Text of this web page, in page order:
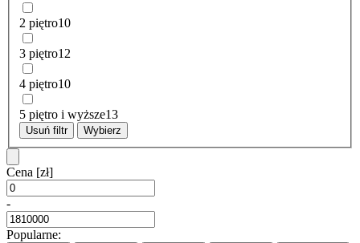
2 piętro10
3 piętro12
4 piętro10
5 piętro i wyższe13
Usuń filtr Wybierz
Cena [zł]
-
Popularne: